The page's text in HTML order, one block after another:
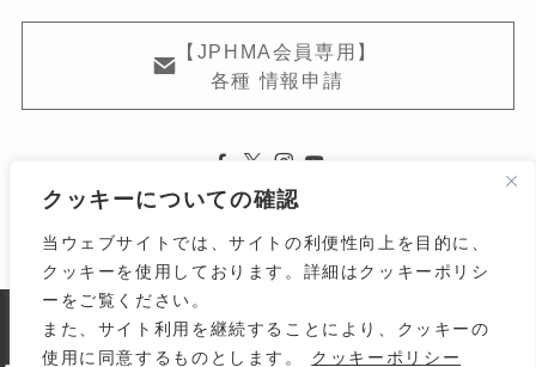
クッキーについての確認
当ウェブサイトでは、サイトの利便性向上を目的に、
クッキーを使用しております。詳細はクッキーポリシ
ーをご覧ください。
また、サイト利用を継続することにより、クッキーの
使用に同意するものとします。
クッキーポリシー
【JPHMA会員専用】
各種 情報申請
よくある質問 関連リンク
利用規約